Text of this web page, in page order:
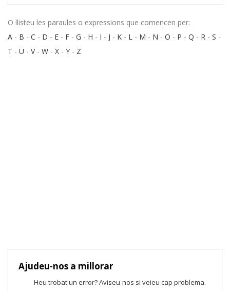
O llisteu les paraules o expressions que comencen per:
A - B - C - D - E - F - G - H - I - J - K - L - M - N - O - P - Q - R - S -
T - U - V- W - X - Y - Z
Ajudeu-nos a millorar
Heu trobat un error? Aviseu-nos si veieu cap problema.